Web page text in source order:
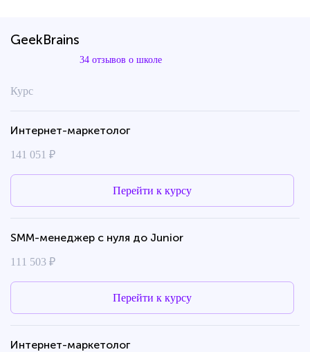
GeekBrains
34 отзывов о школе
Курс
Интернет-маркетолог
141 051 ₽
Перейти к курсу
SMM-менеджер с нуля до Junior
111 503 ₽
Перейти к курсу
Интернет-маркетолог